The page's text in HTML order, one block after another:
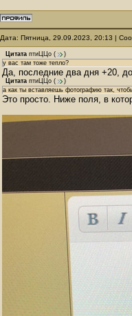
Дата: Пятница, 29.09.2023, 20:13 |
Цитата птиЦЦо (
)
у вас там тоже тепло?
Да, последние два дня +20,
Цитата птиЦЦо (
)
а как ты вставляешь фотографию так,
Это просто. Ниже поля, в